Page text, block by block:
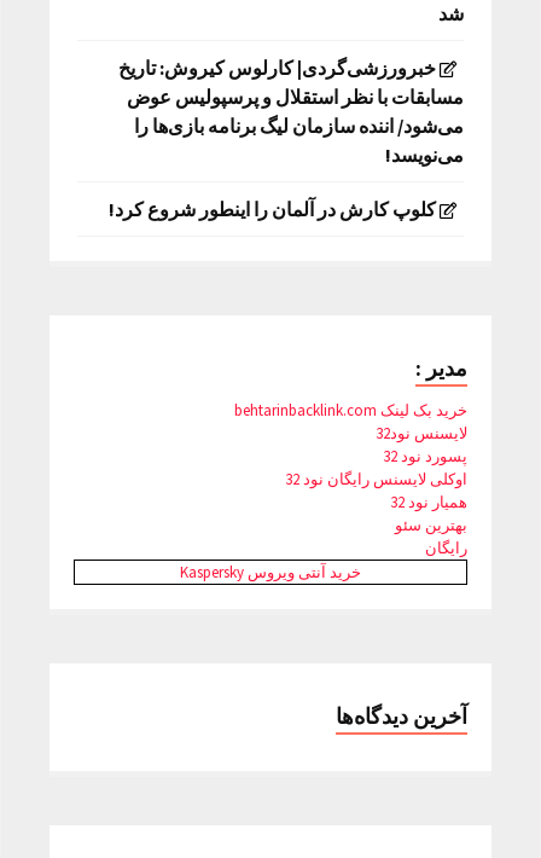
شد
خبرورزشی‌گردی| کارلوس کیروش: تاریخ
مسابقات با نظر استقلال و پرسپولیس عوض
می‌شود/ اننده سازمان لیگ برنامه بازی‌ها را
می‌نویسد!
کلوپ کارش در آلمان را اینطور شروع کرد!
مدیر :
خرید بک لینک behtarinbacklink.com
لایسنس نود32
پسورد نود 32
اوکلی لایسنس رایگان نود 32
همیار نود 32
بهترین سئو
رایگان
خرید آنتی ویروس Kaspersky
آخرین دیدگاه‌ها